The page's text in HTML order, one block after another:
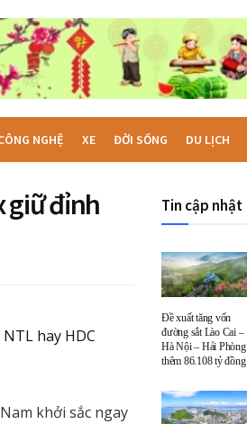
NGHỆ XE ĐỜI SỐNG DU LỊCH
giữ đỉnh
hay HDC
khởi sắc ngay
Tin cập nhật
Đề xuất tăng vốn
đường sắt Lào Cai –
Hà Nội – Hải Phòng
thêm 86.108 tỷ đồng